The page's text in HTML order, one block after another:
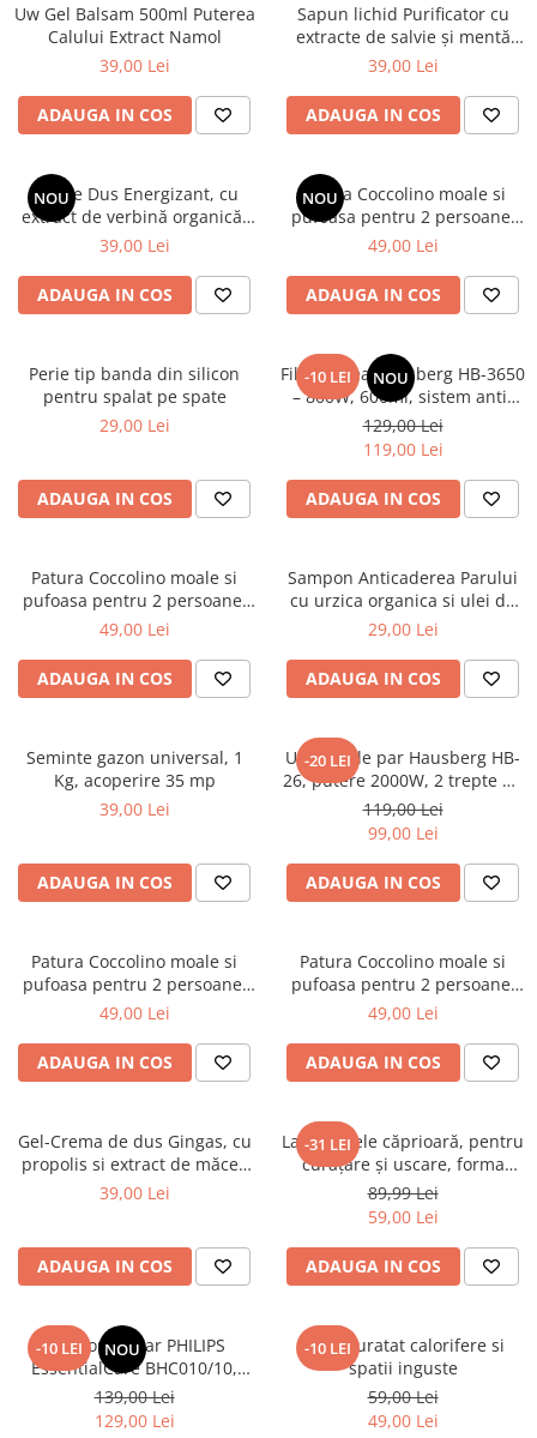
Uw Gel Balsam 500ml Puterea
Calului Extract Namol
39,00 Lei
ADAUGA IN COS
Sapun lichid Purificator cu
extracte de salvie și mentă
organice, 1000 ml
39,00 Lei
ADAUGA IN COS
NOU
Gel de Dus Energizant, cu
extract de verbină organică,
1000 ml
39,00 Lei
ADAUGA IN COS
NOU
Patura Coccolino moale si
pufoasa pentru 2 persoane,
200X230 cm, Maro deschis
49,00 Lei
ADAUGA IN COS
Perie tip banda din silicon
pentru spalat pe spate
29,00 Lei
ADAUGA IN COS
-10 LEI NOU
Filtru cafea Hausberg HB-3650
– 800W, 600ml, sistem anti-
picurare, negru
129,00 Lei
119,00 Lei
ADAUGA IN COS
Patura Coccolino moale si
pufoasa pentru 2 persoane,
200X230 cm, Grena
49,00 Lei
ADAUGA IN COS
Sampon Anticaderea Parului
cu urzica organica si ulei de
ricin, 400 ml
29,00 Lei
ADAUGA IN COS
Seminte gazon universal, 1
Kg, acoperire 35 mp
39,00 Lei
ADAUGA IN COS
-20 LEI
Uscator de par Hausberg HB-
26, putere 2000W, 2 trepte de
viteza
119,00 Lei
99,00 Lei
ADAUGA IN COS
Patura Coccolino moale si
pufoasa pentru 2 persoane,
200X230 cm, Fluturi si Pietre
49,00 Lei
ADAUGA IN COS
Patura Coccolino moale si
pufoasa pentru 2 persoane,
200X230 cm, Valuri Waves
49,00 Lei
ADAUGA IN COS
Gel-Crema de dus Gingas, cu
propolis si extract de măceș
organic, 1000 ml
39,00 Lei
ADAUGA IN COS
-31 LEI
Lavetă piele căprioară, pentru
curăţare şi uscare, forma
neregulată 38*30
89,99 Lei
59,00 Lei
ADAUGA IN COS
-10 LEI NOU
Uscator de par PHILIPS
EssentialCare BHC010/10,
1200W – Protectie
ThermoProtect pentru par
139,00 Lei
129,00 Lei
-10 LEI
Perie curatat calorifere si
spatii inguste
59,00 Lei
49,00 Lei